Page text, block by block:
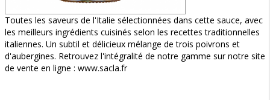
Toutes les saveurs de l'Italie sélectionnées dans cette sauce, avec
les meilleurs ingrédients cuisinés selon les recettes traditionnelles
italiennes. Un subtil et délicieux mélange de trois poivrons et
d'aubergines. Retrouvez l'intégralité de notre gamme sur notre site
de vente en ligne : www.sacla.fr